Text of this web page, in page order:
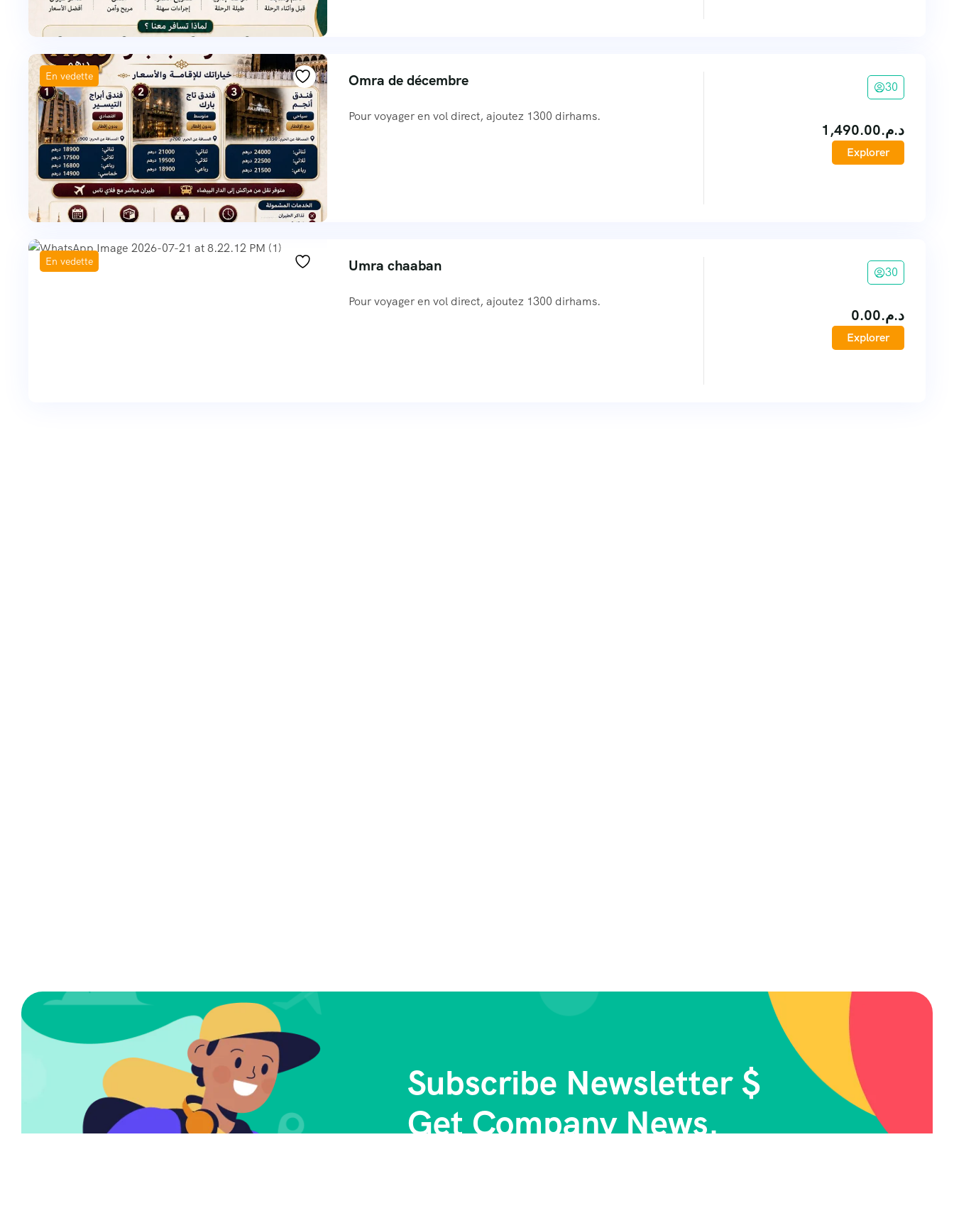
En vedette Omra de décembre
Pour voyager en vol direct, ajoutez 1300 dirhams.
30
د.م.1,490.00
Explorer
En vedette Umra chaaban
Pour voyager en vol direct, ajoutez 1300 dirhams.
30
د.م.0.00
Explorer
Subscribe Newsletter $
Get Company News.